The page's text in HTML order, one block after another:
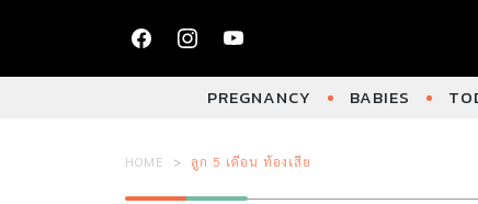
PREGNANCY BABIES
HOME ลูก 5 เดือน ท้องเสีย